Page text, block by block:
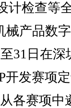
计检查等
械产品数
31日在深
开发赛项
各赛项中